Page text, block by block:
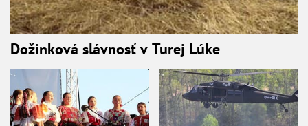
Dožinková slávnosť v Turej Lúke